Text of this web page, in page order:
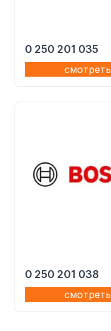
0 250 201 035
смотреть
0 250 201 038
смотреть